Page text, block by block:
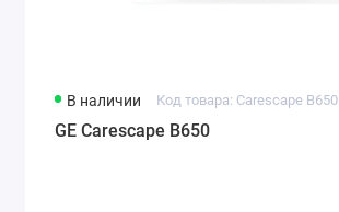
В наличии Код товара: Carescape B650
GE Carescape B650